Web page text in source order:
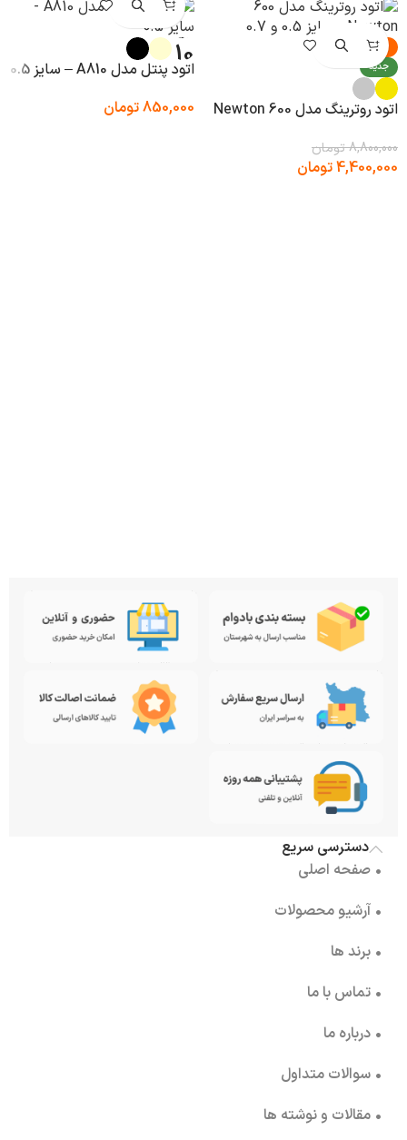
-50%
جدید
اتود روترینگ مدل 600 Newton
8,800,000تومان
4,400,000تومان
اتود پنتل مدل A810 – سایز 0.5
850,000تومان
دسترسی سریع
• صفحه اصلی
• آرشیو محصولات
• برند ها
• تماس با ما
• درباره ما
• سوالات متداول
• مقالات و نوشته ها